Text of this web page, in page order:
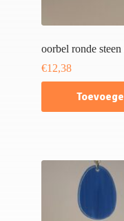
oorbel ronde steen
€12,38